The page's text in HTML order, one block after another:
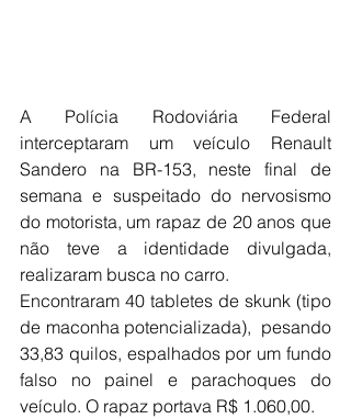
A Polícia Rodoviária Federal
interceptaram um veículo Renault
Sandero na BR-153, neste final de
semana e suspeitado do nervosismo
do motorista, um rapaz de 20 anos que
não teve a identidade divulgada,
realizaram busca no carro.
Encontraram 40 tabletes de skunk (tipo
de maconha potencializada),  pesando
33,83 quilos, espalhados por um fundo
falso no painel e parachoques do
veículo. O rapaz portava R$ 1.060,00.